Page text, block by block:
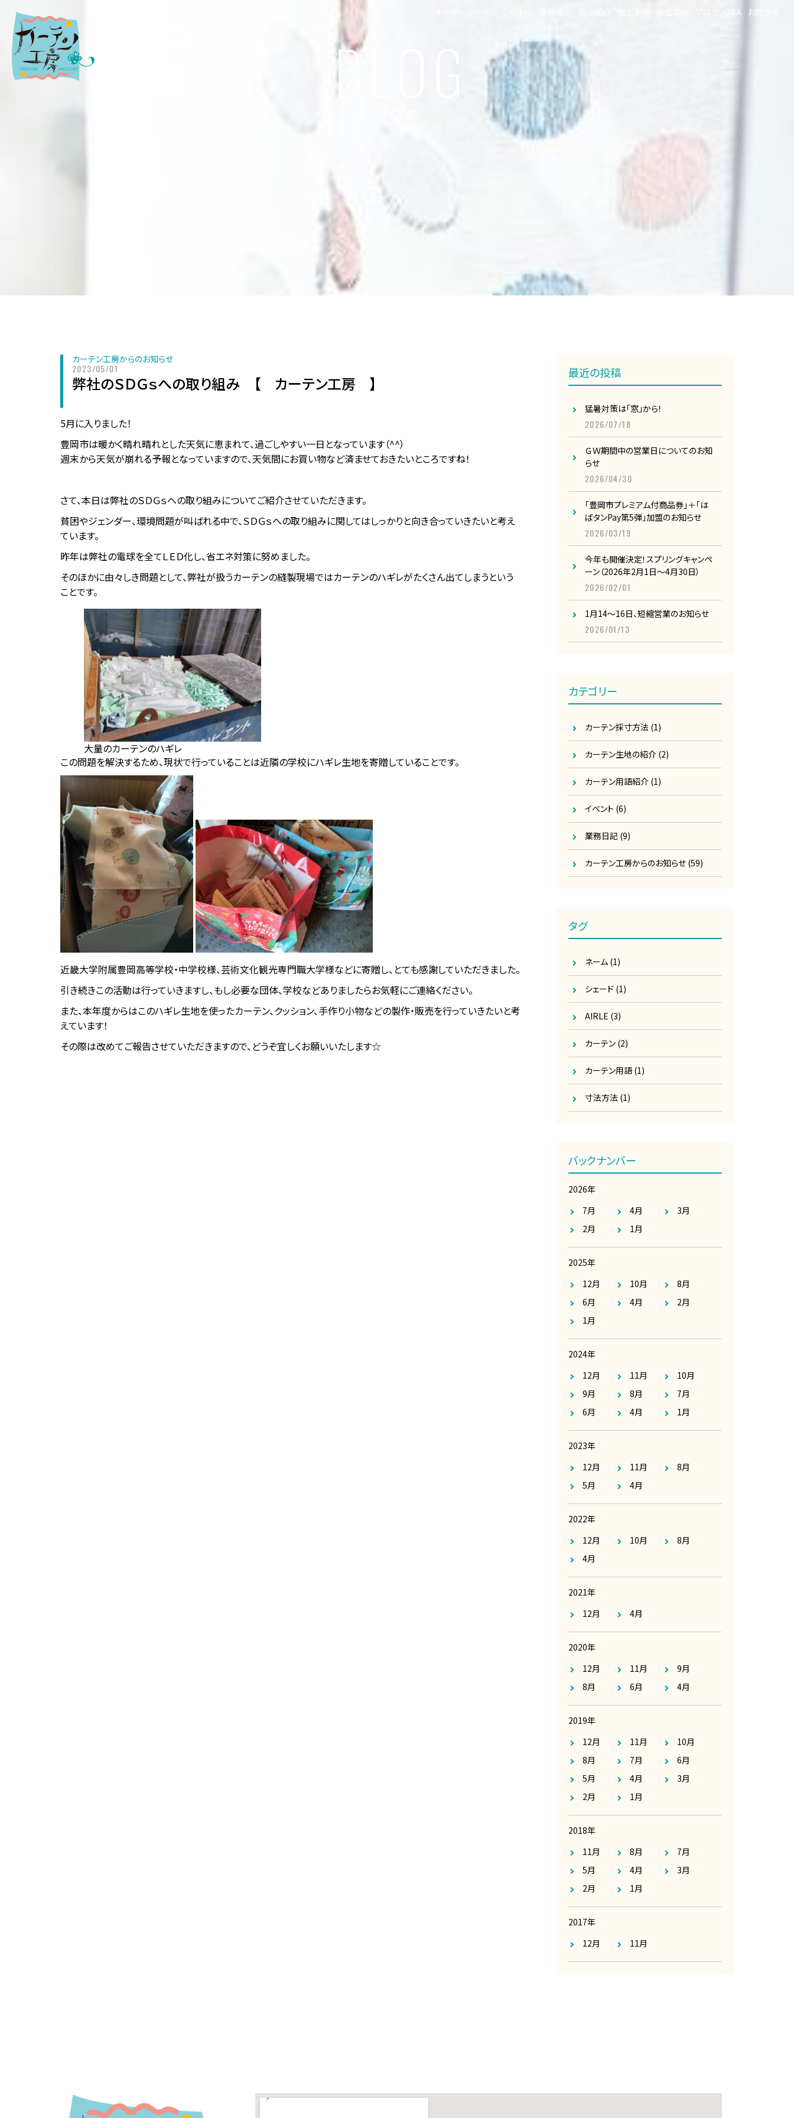
BLOG
Q&A お問合せ
カーテン工房からのお知らせ
2023/05/01
弊社のＳＤＧｓへの取り組み 【 カーテン工房 】
5月に入りました！
豊岡市は暖かく晴れ晴れとした天気に恵まれて、過ごしやすい一日となっています（^^）
週末から天気が崩れる予報となっていますので、天気間にお買い物など済ませておきたいところですね！
さて、本日は弊社のＳＤＧｓへの取り組みについてご紹介させていただきます。
貧困やジェンダー、環境問題が叫ばれる中で、ＳＤＧｓへの取り組みに関してはしっかりと向き合っていきたいと考え
ています。
昨年は弊社の電球を全てＬＥＤ化し、省エネ対策に努めました。
そのほかに由々しき問題として、弊社が扱うカーテンの縫製現場ではカーテンのハギレがたくさん出てしまうという
ことです。
大量のカーテンのハギレ
この問題を解決するため、現状で行っていることは近隣の学校にハギレ生地を寄贈していることです。
近畿大学附属豊岡高等学校・中学校様、芸術文化観光専門職大学様などに寄贈し、とても感謝していただきました。
引き続きこの活動は行っていきますし、もし必要な団体、学校などありましたらお気軽にご連絡ください。
また、本年度からはこのハギレ生地を使ったカーテン、クッション、手作り小物などの製作・販売を行っていきたいと考
えています！
その際は改めてご報告させていただきますので、どうぞ宜しくお願いいたします☆
最近の投稿
猛暑対策は「窓」から！
2026/07/18
ＧＷ期間中の営業日についてのお知
らせ
2026/04/30
「豊岡市プレミアム付商品券」＋「は
ばタンPay第5弾」加盟のお知らせ
2026/03/19
今年も開催決定！スプリングキャンペ
ーン（2026年2月1日～4月30日）
2026/02/01
1月14～16日、短縮営業のお知らせ
2026/01/13
カテゴリー
カーテン採寸方法 (1)
カーテン生地の紹介 (2)
カーテン用語紹介 (1)
イベント (6)
業務日記 (9)
カーテン工房からのお知らせ (59)
タグ
寸法方法 (1)
カーテン用語(1)
カーテン (2)
AIRLE (3)
シェード (1)
ネーム (1)
バックナンバー
2026年
7月
4月
3月
2月
1月
2025年
12月
10月
8月
6月
4月
2月
1月
2024年
12月
11月
10月
9月
8月
7月
6月
4月 1月
2023年
12月
11月
8月
5月
4月
2022年
12月
10月
8月
4月
2021年
12月
4月
2020年
12月
11月
9月
8月
6月 4月
2019年
12月
11月
10月
8月
7月
6月
5月
4月
3月
2月
1月
2018年
11月
8月
7月
5月
4月
3月
2月
1月
2017年
12月
11月